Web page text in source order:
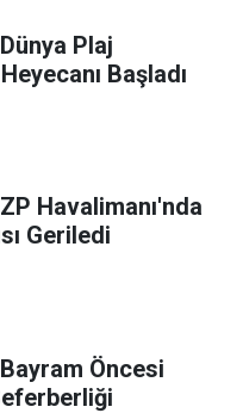
Plaj
Başladı
Havalimanı'nda
Geriledi
Öncesi